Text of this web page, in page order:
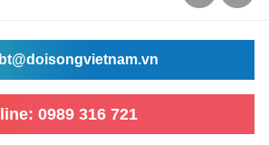
0989 316 721